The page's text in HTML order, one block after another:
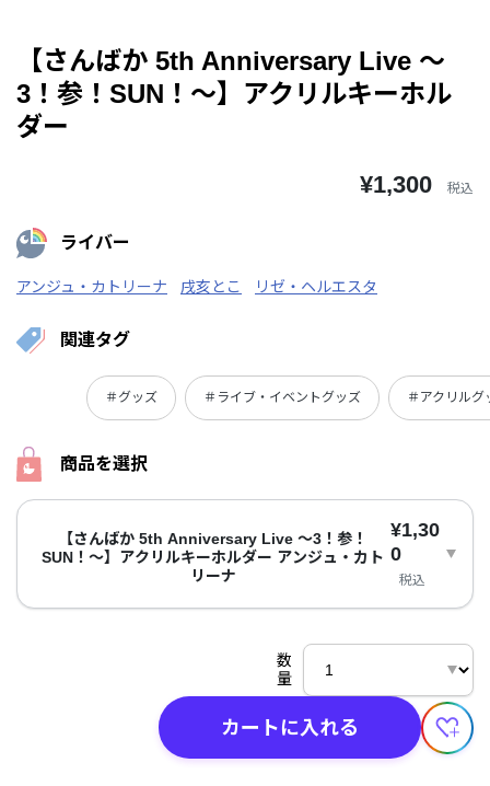
【さんばか 5th Anniversary Live ～
3！参！SUN！～】アクリルキーホル
ダー
¥1,300 税込
ライバー
アンジュ・カトリーナ 戌亥とこ リゼ・ヘルエスタ
関連タグ
＃グッズ ＃ライブ・イベントグッズ ＃アクリルグ
商品を選択
【さんばか 5th Anniversary Live ～3！参！
SUN！～】アクリルキーホルダー アンジュ・カト
リーナ
¥1,30
0
税込
数
量
カートに入れる